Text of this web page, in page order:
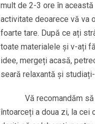
mult de 2-3 ore în această
activitate deoarece vă va
foarte tare. După ce ați
toate materialele și v-ați
idee, mergeți acasă,
seară relaxantă și
Vă recomandăm să
întoarceți a doua zi, la cei